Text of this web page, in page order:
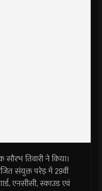
सौरभ तिवारी ने किया।
संयुक्त परेड़ में 29वीं
एनसीसी, स्काउड एवं